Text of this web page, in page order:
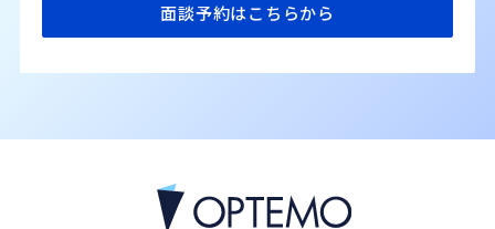
面談予約はこちらから